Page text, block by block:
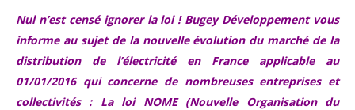
Nul n’est censé ignorer la loi ! Bugey Développement vous
informe au sujet de la nouvelle évolution du marché de la
distribution de l’électricité en France applicable au
01/01/2016 qui concerne de nombreuses entreprises et
collectivités : La loi NOME (Nouvelle Organisation du